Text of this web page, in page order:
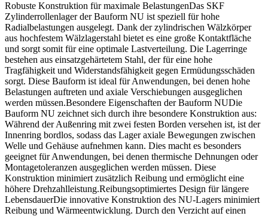
Robuste Konstruktion für maximale BelastungenDas SKF
Zylinderrollenlager der Bauform NU ist speziell für hohe
Radialbelastungen ausgelegt. Dank der zylindrischen Wälzkörper
aus hochfestem Wälzlagerstahl bietet es eine große Kontaktfläche
und sorgt somit für eine optimale Lastverteilung. Die Lagerringe
bestehen aus einsatzgehärtetem Stahl, der für eine hohe
Tragfähigkeit und Widerstandsfähigkeit gegen Ermüdungsschäden
sorgt. Diese Bauform ist ideal für Anwendungen, bei denen hohe
Belastungen auftreten und axiale Verschiebungen ausgeglichen
werden müssen.Besondere Eigenschaften der Bauform NUDie
Bauform NU zeichnet sich durch ihre besondere Konstruktion aus:
Während der Außenring mit zwei festen Borden versehen ist, ist der
Innenring bordlos, sodass das Lager axiale Bewegungen zwischen
Welle und Gehäuse aufnehmen kann. Dies macht es besonders
geeignet für Anwendungen, bei denen thermische Dehnungen oder
Montagetoleranzen ausgeglichen werden müssen. Diese
Konstruktion minimiert zusätzlich Reibung und ermöglicht eine
höhere Drehzahlleistung.Reibungsoptimiertes Design für längere
LebensdauerDie innovative Konstruktion des NU-Lagers minimiert
Reibung und Wärmeentwicklung. Durch den Verzicht auf einen